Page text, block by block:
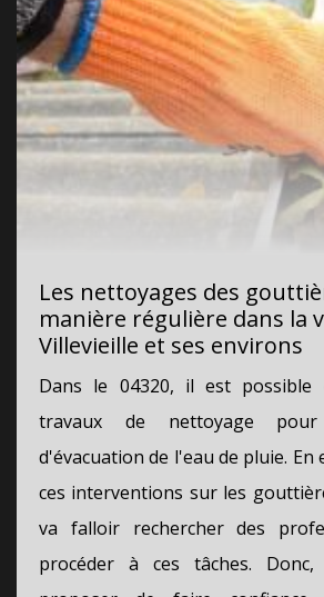
Les nettoyages des
manière régulière dans la
Villevieille et ses environs
Dans le 04320, il est possible
travaux de nettoyage
d'évacuation de l'eau de pluie.
ces interventions sur les
va falloir rechercher des
procéder à ces tâches.